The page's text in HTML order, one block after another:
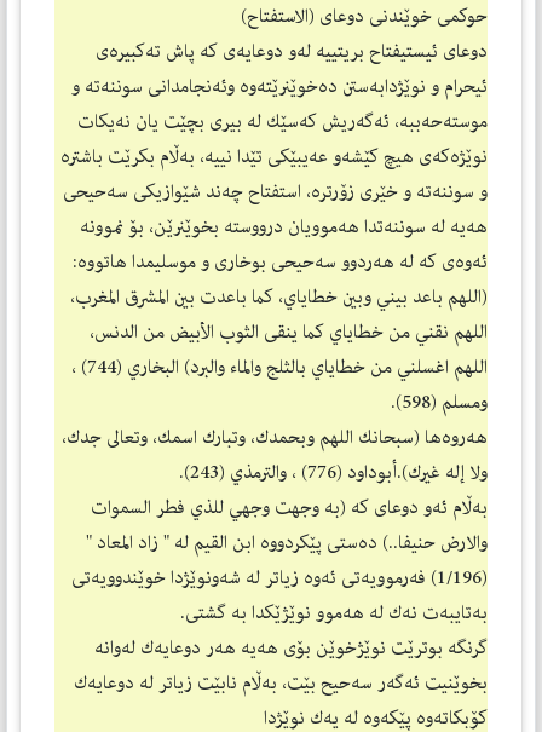
حوكمی خوێندنی دوعای (الاستفتاح)
دوعای ئیستیفتاح بریتییه‌ له‌و دوعایه‌ی كه‌ پاش ته‌كبیره‌ی
ئیحرام و نوێژدابه‌ستن ده‌خوێنرێته‌وه‌ وئه‌نجامدانی سوننه‌ته‌ و
موسته‌حه‌ببه‌، ئه‌گه‌ریش كه‌سێك له‌ بیری بچێت یان نه‌یكات
نوێژه‌كه‌ی هیچ كێشه‌و عه‌یبێكی تێدا نییه‌، به‌ڵام بكرێت باشتره‌
و سوننه‌ته‌ و خێری زۆرتره‌، استفتاح چه‌ند شێوازیكی سه‌حیحی
هه‌یه‌ له‌ سوننه‌تدا هه‌موویان درووسته‌ بخوێنرێن، بۆ نموونه‌
ئه‌وه‌ی كه‌ له‌ هه‌ردوو سه‌حیحی بوخاری و موسلیمدا هاتووه‌:
(اللهم باعد بيني وبين خطاياي، كما باعدت بين المشرق المغرب،
اللهم نقني من خطاياي كما ينقى الثوب الأبيض من الدنس،
اللهم اغسلني من خطاياي بالثلج والماء والبرد) البخاري (744) ،
ومسلم (598).
هه‌روه‌ها (سبحانك اللهم وبحمدك، وتبارك اسمك، وتعالى جدك،
ولا إله غيرك).أبوداود (776) ، والترمذي (243).
به‌ڵام ئه‌و دوعای كه‌ (به‌ وجهت وجهي للذي فطر السموات
والارض حنیفا..) ده‌ستی پێكردووه‌ ابن القیم له‌ " زاد المعاد "
(1/196) فه‌رموویه‌تی ئه‌وه‌ زیاتر له‌ شه‌ونوێژدا خوێندوویه‌تی
به‌تایبه‌ت نه‌ك له‌ هه‌موو نوێژێكدا به‌ گشتی.
گرنگه‌ بوترێت نوێژخوێن بۆی هه‌یه‌ هه‌ر دوعایه‌ك له‌وانه‌
بخوێنیت ئه‌گه‌ر سه‌حیح بێت، به‌ڵام نابێت زیاتر له‌ دوعایه‌ك
كۆبكاته‌وه‌ پێكه‌وه‌ له‌ یه‌ك نوێژدا